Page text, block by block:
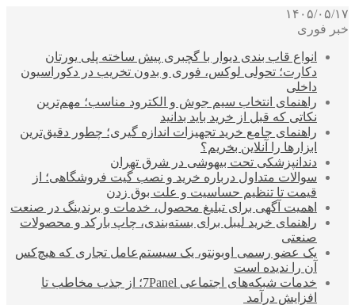
۱۴۰۵/۰۵/۱۷
خبر فوری
انواع قاب بندی دیوار با گچبری پیش ساخته پلی یورتان
دکارت؛ تحولی لوکس، فوری و بدون تخریب در دکوراسیون
داخلی
راهنمای انتخاب سیم جوش و الکترود مناسب؛ مهم‌ترین
نکاتی که قبل از خرید باید بدانید
راهنمای جامع خرید تجهیزات اندازه گیری؛ چطور دقیق‌ترین
ابزارها را آنلاین بخریم؟
دندانپزشکی تحت بیهوشی در شرق تهران
سوالات متداول درباره خرید و نصب گیت فروشگاهی؛ از
قیمت تا تنظیم حساسیت و علت بوق زدن
اهمیت آگهی برای تبلیغ محصول، خدمات و برندینگ در صنعت
راهنمای خرید لیبل برای بسته‌بندی، چاپ بارکد و محصولات
صنعتی
یک عضو رسمی اوبونتو، یک سیستم‌عامل تجاری که هیچ‌کس
آن را ندیده است
خدمات شبکه‌های اجتماعی 7Panel؛ از جذب مخاطب تا
افزایش درآمد